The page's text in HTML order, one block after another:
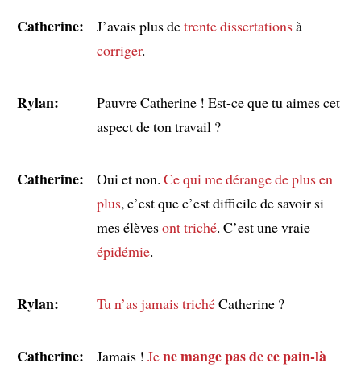
Catherine: J’avais plus detrentedissertationsà
corriger.
Rylan:
Pauvre Catherine ! Est-ce que tu aimes cet
aspect de ton travail ?
Catherine: Oui et non. Ce qui me dérange de plus en
plus, c’est que c’est difficile de savoir si
mes élèvesont triché. C’est une vraie
épidémie.
Rylan: Tu n’as jamais trichéCatherine ?
Catherine: Jamais ! Jene mange pas de ce pain-là